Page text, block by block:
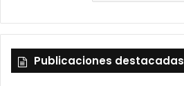
Publicaciones destacadas